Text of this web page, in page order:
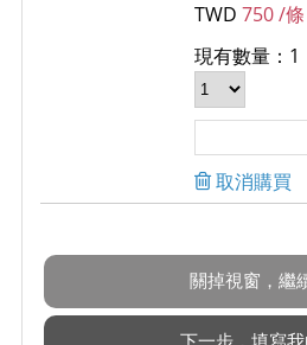
TWD750 /條
現有數量：1
取消購買